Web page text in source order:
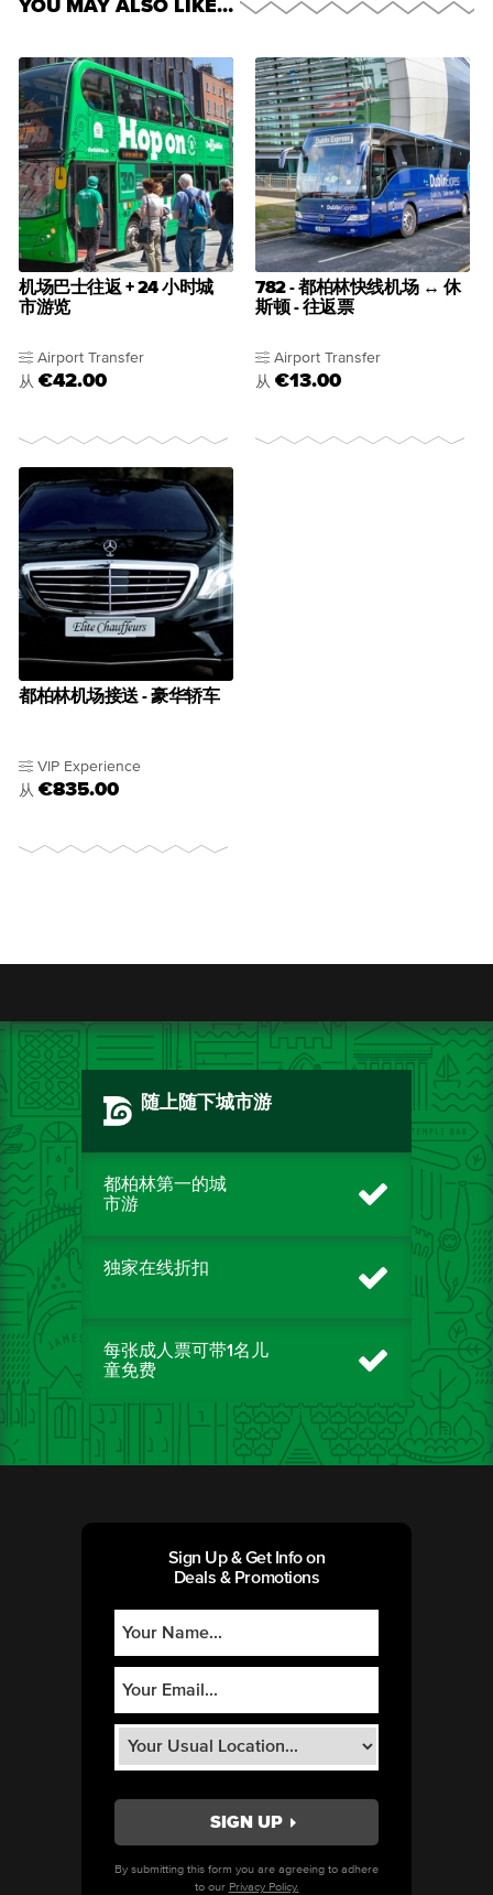
YOU MAY ALSO LIKE…
机场巴士往返 + 24 小时城
市游览
Airport Transfer
从 €42.00
782 - 都柏林快线机场 ↔ 休
斯顿 - 往返票
Airport Transfer
从 €13.00
都柏林机场接送 - 豪华轿车
VIP Experience
从 €835.00
随上随下城市游
都柏林第一的城
市游
独家在线折扣
每张成人票可带1名儿
童免费
Sign Up & Get Info on
Deals & Promotions
By submitting this form you are agreeing to adhere
to our Privacy Policy.